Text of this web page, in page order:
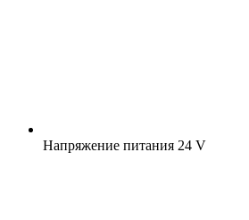
Напряжение питания 24 V